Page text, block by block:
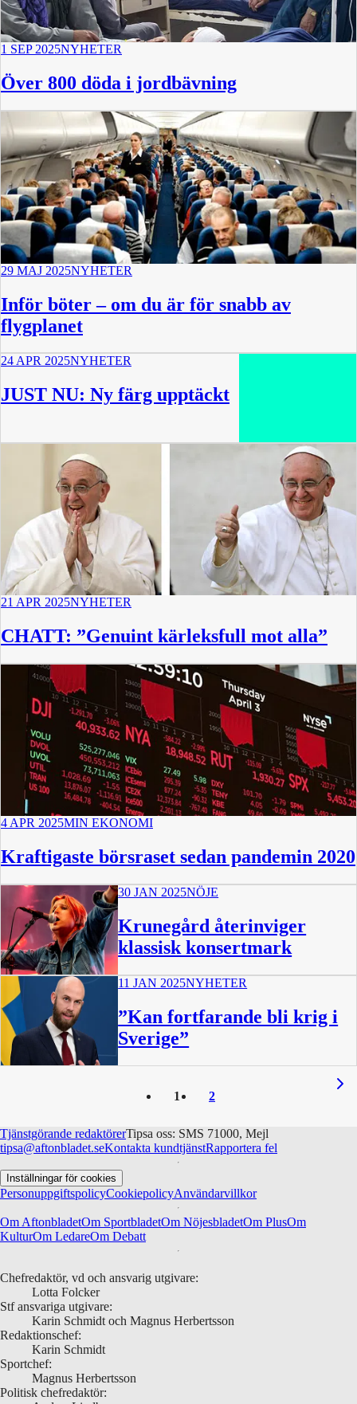
1 SEP 2025NYHETER
Över 800 döda i jordbävning
29 MAJ 2025NYHETER
Inför böter – om du är för snabb av
flygplanet
24 APR 2025NYHETER
JUST NU: Ny färg upptäckt
21 APR 2025NYHETER
CHATT: ”Genuint kärleksfull mot alla”
4 APR 2025MIN EKONOMI
Kraftigaste börsraset sedan pandemin 2020
30 JAN 2025NÖJE
Krunegård återinviger
klassisk konsertmark
11 JAN 2025NYHETER
”Kan fortfarande bli krig i
Sverige”
1 2
Tjänstgörande redaktörerTipsa oss: SMS 71000, Mejl
tipsa@aftonbladet.seKontakta kundtjänstRapportera fel
Inställningar för cookies
PersonuppgiftspolicyCookiepolicyAnvändarvillkor
Om AftonbladetOm SportbladetOm NöjesbladetOm PlusOm
KulturOm LedareOm Debatt
Chefredaktör, vd och ansvarig utgivare:
Lotta Folcker
Stf ansvariga utgivare:
Karin Schmidt och Magnus Herbertsson
Redaktionschef:
Karin Schmidt
Sportchef:
Magnus Herbertsson
Politisk chefredaktör: